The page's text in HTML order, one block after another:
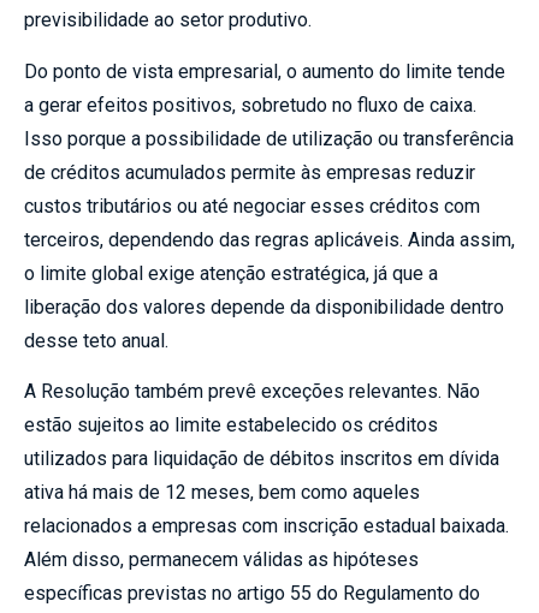
previsibilidade ao setor produtivo.
Do ponto de vista empresarial, o aumento do limite tende
a gerar efeitos positivos, sobretudo no fluxo de caixa.
Isso porque a possibilidade de utilização ou transferência
de créditos acumulados permite às empresas reduzir
custos tributários ou até negociar esses créditos com
terceiros, dependendo das regras aplicáveis. Ainda assim,
o limite global exige atenção estratégica, já que a
liberação dos valores depende da disponibilidade dentro
desse teto anual.
A Resolução também prevê exceções relevantes. Não
estão sujeitos ao limite estabelecido os créditos
utilizados para liquidação de débitos inscritos em dívida
ativa há mais de 12 meses, bem como aqueles
relacionados a empresas com inscrição estadual baixada.
Além disso, permanecem válidas as hipóteses
específicas previstas no artigo 55 do Regulamento do